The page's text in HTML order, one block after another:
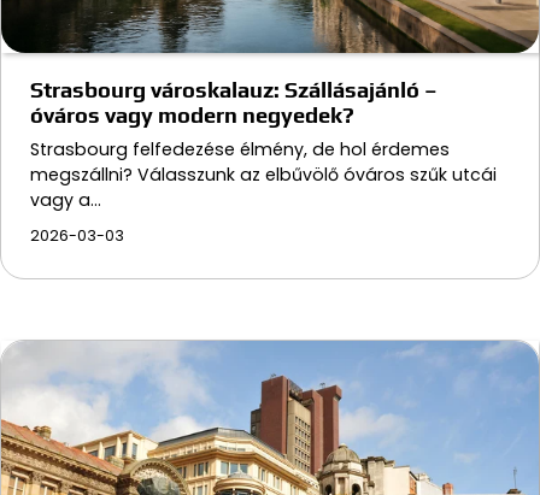
Strasbourg városkalauz: Szállásajánló –
óváros vagy modern negyedek?
Strasbourg felfedezése élmény, de hol érdemes
megszállni? Válasszunk az elbűvölő óváros szűk utcái
vagy a…
2026-03-03